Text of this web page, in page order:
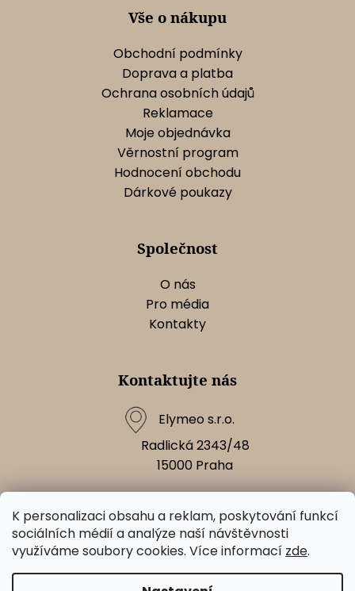
K personalizaci obsahu a reklam, poskytování funkcí
sociálních médií a analýze naší návštěvnosti
využíváme soubory cookies. Více informací zde.
Vše o nákupu
Obchodní podmínky
Doprava a platba
Ochrana osobních údajů
Reklamace
Moje objednávka
Věrnostní program
Hodnocení obchodu
Dárkové poukazy
Společnost
O nás
Pro média
Kontakty
Kontaktujte nás
Elymeo s.r.o.
Radlická 2343/48
15000 Praha
Napište nám!